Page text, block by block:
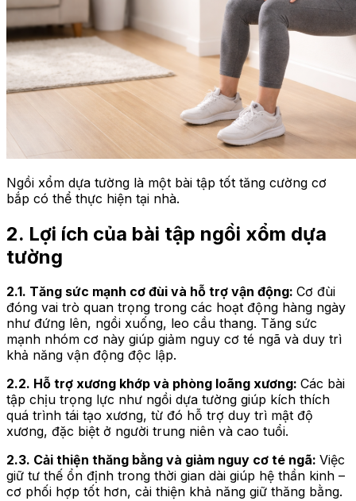
Ngồi xổm dựa tường là một bài tập tốt tăng cường cơ
bắp có thể thực hiện tại nhà.
2. Lợi ích của bài tập ngồi xổm dựa
tường
2.1. Tăng sức mạnh cơ đùi và hỗ trợ vận động: Cơ đùi
đóng vai trò quan trọng trong các hoạt động hàng ngày
như đứng lên, ngồi xuống, leo cầu thang. Tăng sức
mạnh nhóm cơ này giúp giảm nguy cơ té ngã và duy trì
khả năng vận động độc lập.
2.2. Hỗ trợ xương khớp và phòng loãng xương: Các bài
tập chịu trọng lực như ngồi dựa tường giúp kích thích
quá trình tái tạo xương, từ đó hỗ trợ duy trì mật độ
xương, đặc biệt ở người trung niên và cao tuổi.
2.3. Cải thiện thăng bằng và giảm nguy cơ té ngã: Việc
giữ tư thế ổn định trong thời gian dài giúp hệ thần kinh –
cơ phối hợp tốt hơn, cải thiện khả năng giữ thăng bằng.